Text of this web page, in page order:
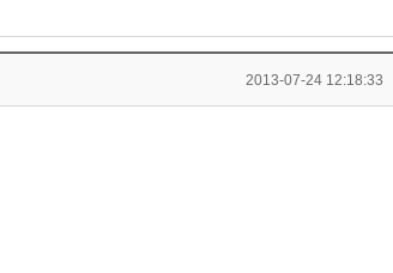
2013-07-24 12:18:33